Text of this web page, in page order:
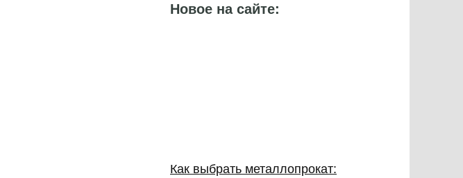
Новое на сайте:
Как выбрать металлопрокат: